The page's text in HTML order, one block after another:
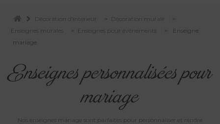
Décoration d'intérieur Décoration murale
Enseignes murales
Enseignes pour événements
Enseigne
mariage
Enseignes personnalisées pour
mariage
Nos enseignes mariage sont parfaites pour personnaliser et rendre